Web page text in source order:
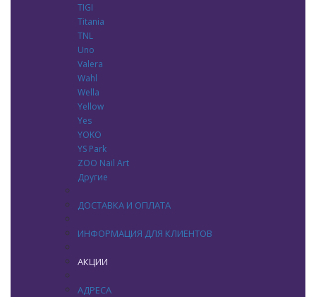
TIGI
Titania
TNL
Uno
Valera
Wahl
Wella
Yellow
Yes
YOKO
YS Park
ZOO Nail Art
Другие
ДОСТАВКА И ОПЛАТА
ИНФОРМАЦИЯ ДЛЯ КЛИЕНТОВ
АКЦИИ
АДРЕСА